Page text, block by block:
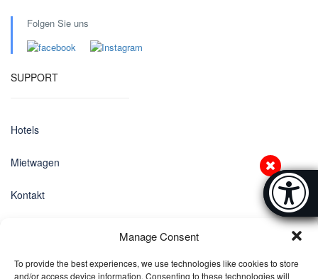
Manage Consent
To provide the best experiences, we use technologies like cookies to store
and/or access device information. Consenting to these technologies will
Folgen Sie uns
SUPPORT
Hotels
Mietwagen
Kontakt